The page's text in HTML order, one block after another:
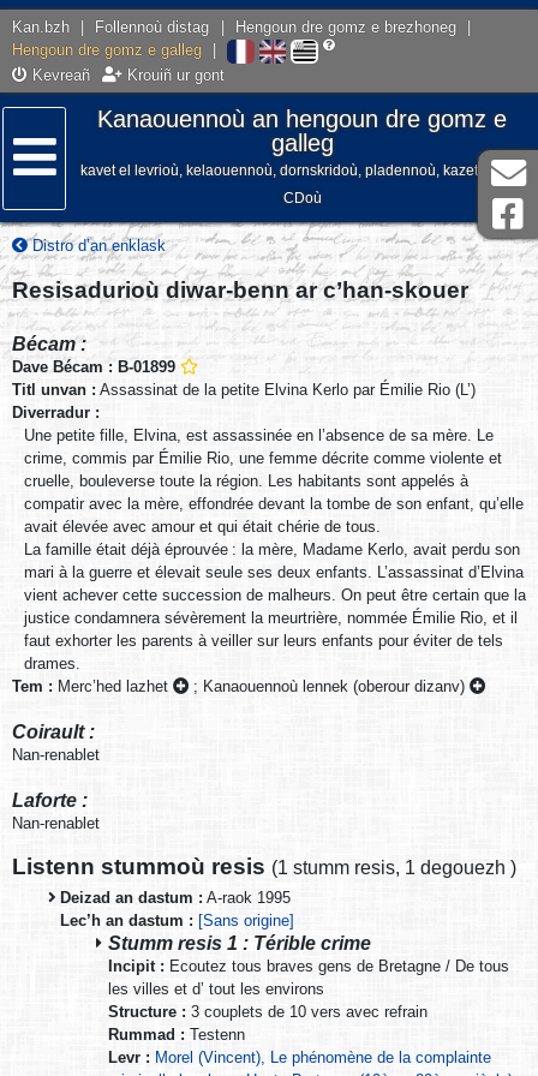
Kan.bzh Follennoù distag Hengoun dre gomz e brezhoneg
Hengoun dre gomz e galleg
Kevreañ
Krouiñ ur gont
Lañser
Kanaouennoù an hengoun dre gomz e
galleg
kavet el levrioù, kelaouennoù, dornskridoù, pladennoù, kazetennoù,
CDoù
Distro d’an enklask
Resisadurioù diwar-benn ar c’han-skouer
Bécam :
Dave Bécam : B-01899
Titl unvan : Assassinat de la petite Elvina Kerlo par Émilie Rio (L’)
Diverradur :
Une petite fille, Elvina, est assassinée en l’absence de sa mère. Le
crime, commis par Émilie Rio, une femme décrite comme violente et
cruelle, bouleverse toute la région. Les habitants sont appelés à
compatir avec la mère, effondrée devant la tombe de son enfant, qu’elle
avait élevée avec amour et qui était chérie de tous.
La famille était déjà éprouvée : la mère, Madame Kerlo, avait perdu son
mari à la guerre et élevait seule ses deux enfants. L’assassinat d’Elvina
vient achever cette succession de malheurs. On peut être certain que la
justice condamnera sévèrement la meurtrière, nommée Émilie Rio, et il
faut exhorter les parents à veiller sur leurs enfants pour éviter de tels
drames.
Tem : Merc’hed lazhet ; Kanaouennoù lennek (oberour dizanv)
Coirault :
Nan-renablet
Laforte :
Nan-renablet
Listenn stummoù resis (1 stumm resis, 1 degouezh )
Deizad an dastum : A-raok 1995
Lec’h an dastum : [Sans origine]
Stumm resis 1 : Térible crime
Incipit : Ecoutez tous braves gens de Bretagne / De tous
les villes et d’ tout les environs
Structure : 3 couplets de 10 vers avec refrain
Rummad : Testenn
Levr : Morel (Vincent), Le phénomène de la complainte